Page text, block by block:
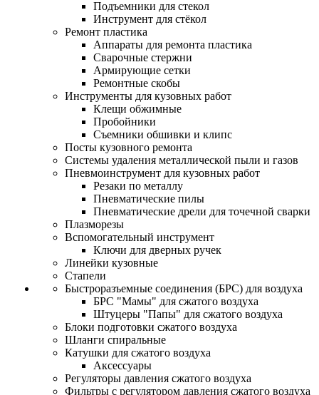
Подъемники для стекол
Инструмент для стёкол
Ремонт пластика
Аппараты для ремонта пластика
Сварочные стержни
Армирующие сетки
Ремонтные скобы
Инструменты для кузовных работ
Клещи обжимные
Пробойники
Съемники обшивки и клипс
Посты кузовного ремонта
Системы удаления металлической пыли и газов
Пневмоинструмент для кузовных работ
Резаки по металлу
Пневматические пилы
Пневматические дрели для точечной сварки
Плазморезы
Вспомогательный инструмент
Ключи для дверных ручек
Линейки кузовные
Стапели
Быстроразъемные соединения (БРС) для воздуха
БРС "Мамы" для сжатого воздуха
Штуцеры "Папы" для сжатого воздуха
Блоки подготовки сжатого воздуха
Шланги спиральные
Катушки для сжатого воздуха
Аксессуары
Регуляторы давления сжатого воздуха
Фильтры с регулятором давления сжатого воздуха